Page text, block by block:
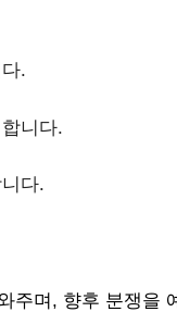
.
니다.
다.
주며, 향후 분쟁을